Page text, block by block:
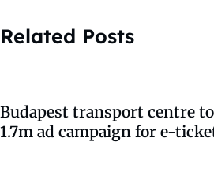
Related Posts
Budapest transport centre
1.7m ad campaign for e-